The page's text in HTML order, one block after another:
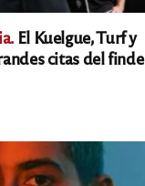
El Kuelgue, Turf y
citas del finde